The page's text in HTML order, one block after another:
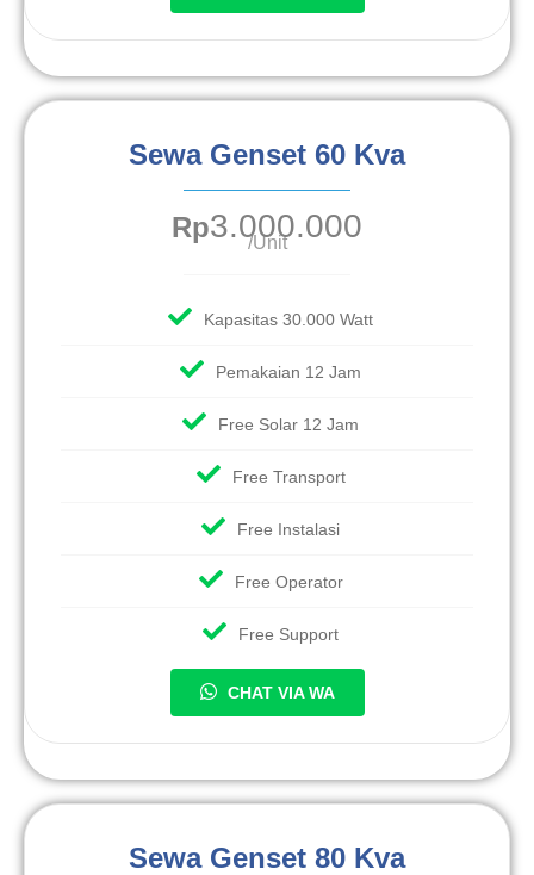
Sewa Genset 60 Kva
Rp3.000.000
/Unit
Kapasitas 30.000 Watt
Pemakaian 12 Jam
Free Solar 12 Jam
Free Transport
Free Instalasi
Free Operator
Free Support
CHAT VIA WA
Sewa Genset 80 Kva